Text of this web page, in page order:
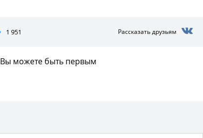
1 951 Рассказать друзьям
можете быть первым